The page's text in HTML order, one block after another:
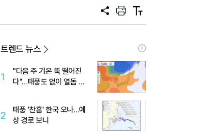
공
프
트
텍
트
트렌드 뉴스
1
"다음 주 기온 뚝 떨어진
다"…태풍도 없이 열돔 박
2
태풍 '찬홈' 한국 오나…예
상 경로 보니